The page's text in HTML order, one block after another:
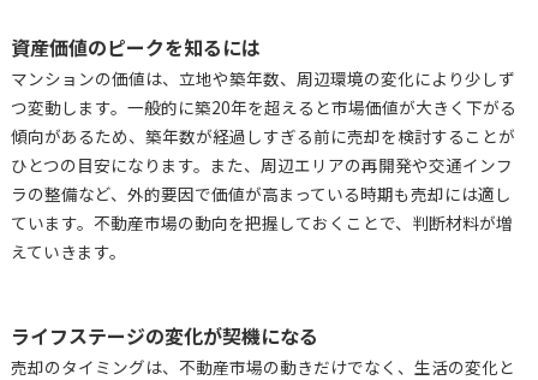
資産価値のピークを知るには
マンションの価値は、立地や築年数、周辺環境の変化により少しず
つ変動します。一般的に築20年を超えると市場価値が大きく下がる
傾向があるため、築年数が経過しすぎる前に売却を検討することが
ひとつの目安になります。また、周辺エリアの再開発や交通インフ
ラの整備など、外的要因で価値が高まっている時期も売却には適し
ています。不動産市場の動向を把握しておくことで、判断材料が増
えていきます。
ライフステージの変化が契機になる
売却のタイミングは、不動産市場の動きだけでなく、生活の変化と